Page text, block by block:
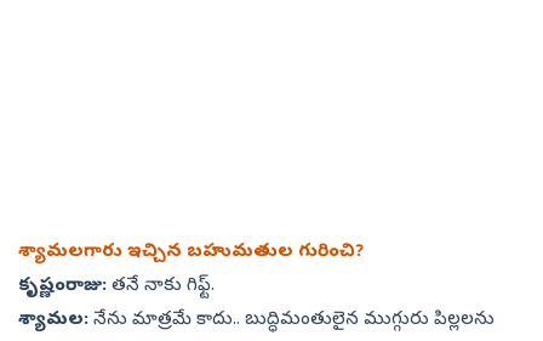
శ్యామలగారు ఇచ్చిన బహుమతుల గురించి?
కృష్ణంరాజు: తనే నాకు గిఫ్ట్‌.
శ్యామల: నేను మాత్రమే కాదు.. బుద్ధిమంతులైన ముగ్గురు పిల్లలను